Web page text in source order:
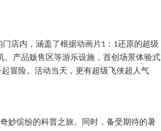
门店内，涵盖了根据动画片1 ： 1还原的超级
产品贩售区等游乐设施，首创场景体验式
冒险。活动当天，更有超级飞侠超人气
妙缤纷的科普之旅。同时，备受期待的暑